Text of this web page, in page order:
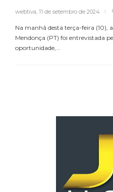
webtiva 11 de setembro de 2024
Na manhã desta terça-feira (10),
Mendonça (PT) foi entrevistada
oportunidade,...